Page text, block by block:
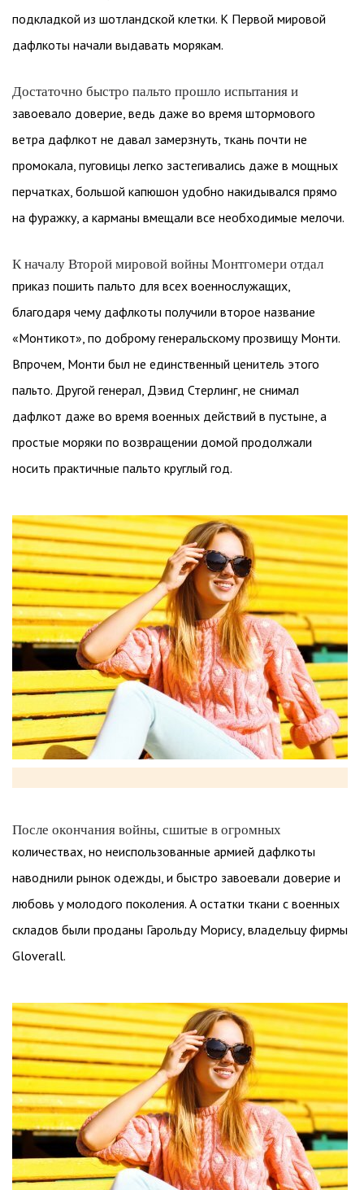
подкладкой из шотландской клетки. К Первой мировой
дафлкоты начали выдавать морякам.
Достаточно быстро пальто прошло испытания и
завоевало доверие, ведь даже во время штормового
ветра дафлкот не давал замерзнуть, ткань почти не
промокала, пуговицы легко застегивались даже в мощных
перчатках, большой капюшон удобно накидывался прямо
на фуражку, а карманы вмещали все необходимые мелочи.
К началу Второй мировой войны Монтгомери отдал
приказ пошить пальто для всех военнослужащих,
благодаря чему дафлкоты получили второе название
«Монтикот», по доброму генеральскому прозвищу Монти.
Впрочем, Монти был не единственный ценитель этого
пальто. Другой генерал, Дэвид Стерлинг, не снимал
дафлкот даже во время военных действий в пустыне, а
простые моряки по возвращении домой продолжали
носить практичные пальто круглый год.
После окончания войны, сшитые в огромных
количествах, но неиспользованные армией дафлкоты
наводнили рынок одежды, и быстро завоевали доверие и
любовь у молодого поколения. А остатки ткани с военных
складов были проданы Гарольду Морису, владельцу фирмы
Gloverall.